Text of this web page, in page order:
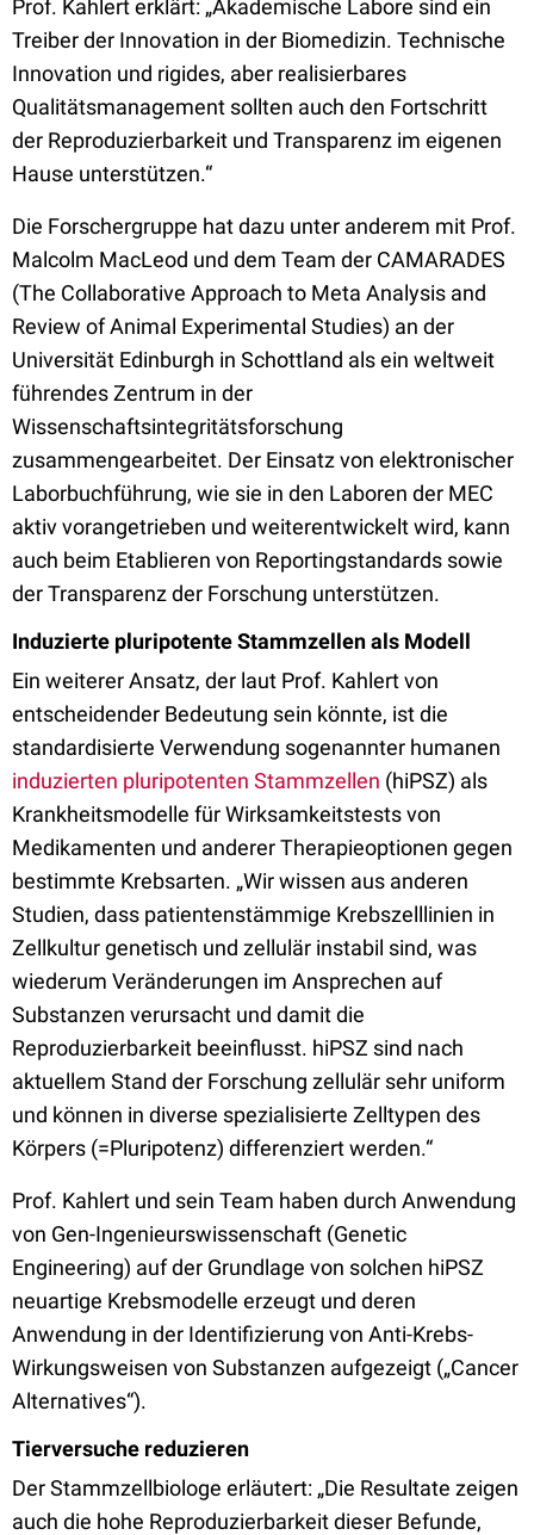
Prof. Kahlert erklärt: „Akademische Labore sind ein
Treiber der Innovation in der Biomedizin. Technische
Innovation und rigides, aber realisierbares
Qualitätsmanagement sollten auch den Fortschritt
der Reproduzierbarkeit und Transparenz im eigenen
Hause unterstützen.“
Die Forschergruppe hat dazu unter anderem mit Prof.
Malcolm MacLeod und dem Team der CAMARADES
(The Collaborative Approach to Meta Analysis and
Review of Animal Experimental Studies) an der
Universität Edinburgh in Schottland als ein weltweit
führendes Zentrum in der
Wissenschaftsintegritätsforschung
zusammengearbeitet. Der Einsatz von elektronischer
Laborbuchführung, wie sie in den Laboren der MEC
aktiv vorangetrieben und weiterentwickelt wird, kann
auch beim Etablieren von Reportingstandards sowie
der Transparenz der Forschung unterstützen.
Induzierte pluripotente Stammzellen als Modell
Ein weiterer Ansatz, der laut Prof. Kahlert von
entscheidender Bedeutung sein könnte, ist die
standardisierte Verwendung sogenannter humanen
induzierten pluripotenten Stammzellen (hiPSZ) als
Krankheitsmodelle für Wirksamkeitstests von
Medikamenten und anderer Therapieoptionen gegen
bestimmte Krebsarten. „Wir wissen aus anderen
Studien, dass patientenstämmige Krebszelllinien in
Zellkultur genetisch und zellulär instabil sind, was
wiederum Veränderungen im Ansprechen auf
Substanzen verursacht und damit die
Reproduzierbarkeit beeinflusst. hiPSZ sind nach
aktuellem Stand der Forschung zellulär sehr uniform
und können in diverse spezialisierte Zelltypen des
Körpers (=Pluripotenz) differenziert werden.“
Prof. Kahlert und sein Team haben durch Anwendung
von Gen-Ingenieurswissenschaft (Genetic
Engineering) auf der Grundlage von solchen hiPSZ
neuartige Krebsmodelle erzeugt und deren
Anwendung in der Identifizierung von Anti-Krebs-
Wirkungsweisen von Substanzen aufgezeigt („Cancer
Alternatives“).
Tierversuche reduzieren
Der Stammzellbiologe erläutert: „Die Resultate zeigen
auch die hohe Reproduzierbarkeit dieser Befunde,